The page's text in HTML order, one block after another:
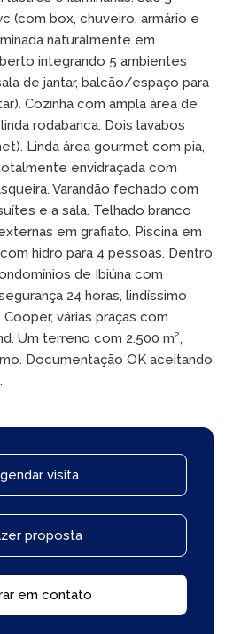
(com box, chuveiro, armário e
naturalmente em
integrando 5 ambientes
de jantar, balcão/espaço para
Cozinha com ampla área de
rodabanca. Dois lavabos
Linda área gourmet com pia,
envidraçada com
Varandão fechado com
e a sala. Telhado branco
em grafiato. Piscina em
hidro para 4 pessoas. Dentro
de Ibiúna com
24 horas, lindíssimo
várias praças com
Um terreno com 2.500 m²,
Documentação OK aceitando
visita
proposta
em contato